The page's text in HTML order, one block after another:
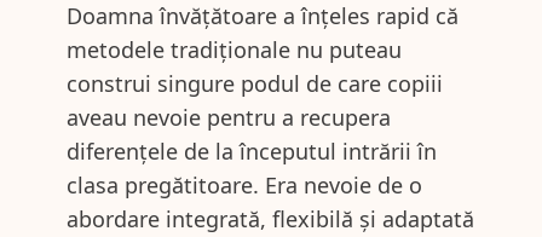
Doamna învățătoare a înțeles rapid că
metodele tradiționale nu puteau
construi singure podul de care copiii
aveau nevoie pentru a recupera
diferențele de la începutul intrării în
clasa pregătitoare. Era nevoie de o
abordare integrată, flexibilă și adaptată